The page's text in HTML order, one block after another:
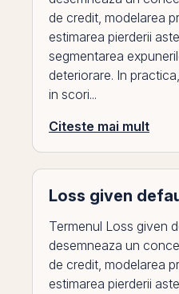
de credit, modelarea
estimarea pierderii
segmentarea
deteriorare. In
in scori...
Citeste mai mult
Loss given
Termenul Loss given
desemneaza un
de credit, modelarea
estimarea pierderii